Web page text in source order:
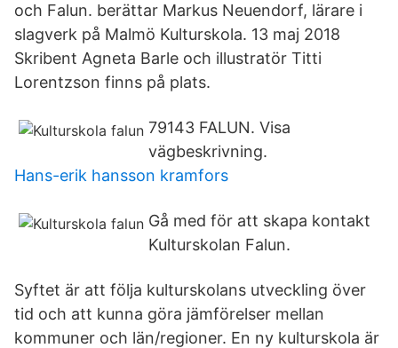
och Falun. berättar Markus Neuendorf, lärare i
slagverk på Malmö Kulturskola. 13 maj 2018
Skribent Agneta Barle och illustratör Titti
Lorentzson finns på plats.
79143 FALUN. Visa
vägbeskrivning.
Hans-erik hansson kramfors
Gå med för att skapa kontakt
Kulturskolan Falun.
Syftet är att följa kulturskolans utveckling över
tid och att kunna göra jämförelser mellan
kommuner och län/regioner. En ny kulturskola är